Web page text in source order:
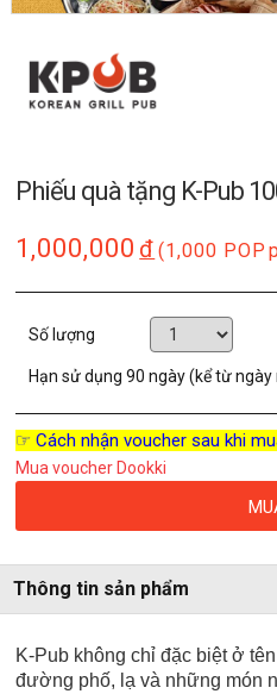
Phiếu quà tặng K-Pub
1,000,000 đ (1,000 POP
Số lượng
Hạn sử dụng90 ngày (kể từ ngày
☞ Cách nhận voucher sau khi
Mua voucher Dookki
Thông tin sản phẩm
K-Pub không chỉ đặc biệt ở
đường phố, lạ và những món